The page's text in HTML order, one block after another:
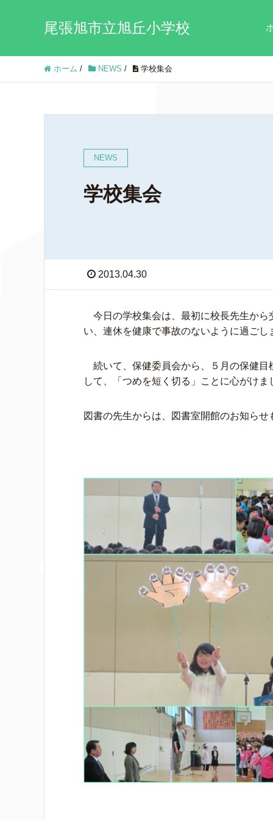
尾張旭市立旭丘小学校
ホーム / NEWS / 学校集会
NEWS
学校集会
2013.04.30
今日の学校集会は、最初に校長先生から
い、連休を健康で事故のないように過ご
続いて、保健委員会から、５月の保健目
して、「つめを短く切る」ことに心がけ
図書の先生からは、図書室開館のお知らせ